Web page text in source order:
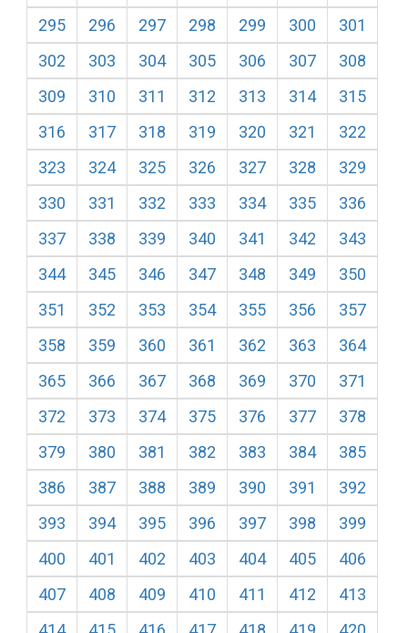
295
296 297 298 299 300
301
302
303 304 305 306 307
308
309
310 311 312 313 314
315
316
317 318 319 320 321
322
323
324 325 326 327 328
329
330
331 332 333 334 335
336
337
338 339 340 341 342
343
344
345 346 347 348 349
350
351
352 353 354 355 356
357
358
359 360 361 362 363
364
365
366 367 368 369 370
371
372
373 374 375 376 377
378
379
380 381 382 383 384
385
386
387 388 389 390 391
392
393
394 395 396 397 398
399
400
401 402 403 404 405
406
407
408 409 410 411 412
413